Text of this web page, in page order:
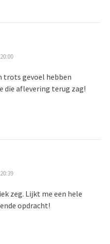
trots gevoel hebben
die aflevering terug zag!
zeg. Lijkt me een hele
opdracht!